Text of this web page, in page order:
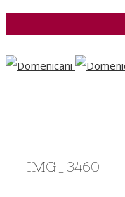
IMG_3460